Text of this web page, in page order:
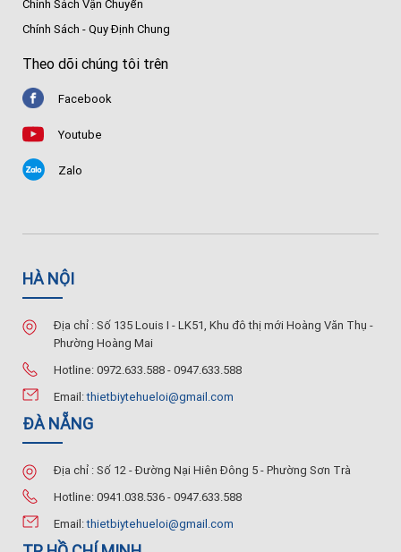
Chính Sách Vận Chuyển
Chính Sách - Quy Định Chung
Theo dõi chúng tôi trên
Facebook
Youtube
Zalo
HÀ NỘI
Địa chỉ : Số 135 Louis I - LK51, Khu đô thị mới Hoàng Văn Thụ -
Phường Hoàng Mai
Hotline: 0972.633.588 - 0947.633.588
Email:thietbiytehueloi@gmail.com
ĐÀ NẴNG
Địa chỉ : Số 12 - Đường Nại Hiên Đông 5 - Phường Sơn Trà
Hotline: 0941.038.536 - 0947.633.588
Email:thietbiytehueloi@gmail.com